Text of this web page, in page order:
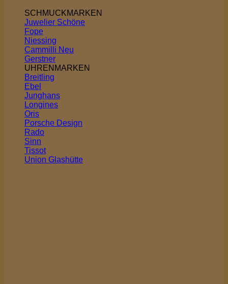
SCHMUCKMARKEN
Juwelier Schöne
Fope
Niessing
Cammilli
Gerstner
UHRENMARKEN
Breitling
Ebel
Junghans
Longines
Oris
Porsche Design
Rado
Sinn
Tissot
Union Glashütte